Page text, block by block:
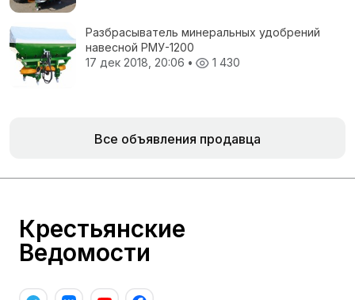
Разбрасыватель минеральных удобрений
навесной РМУ-1200
17 дек 2018, 20:06 • 1 430
Все объявления продавца
Крестьянские
Ведомости